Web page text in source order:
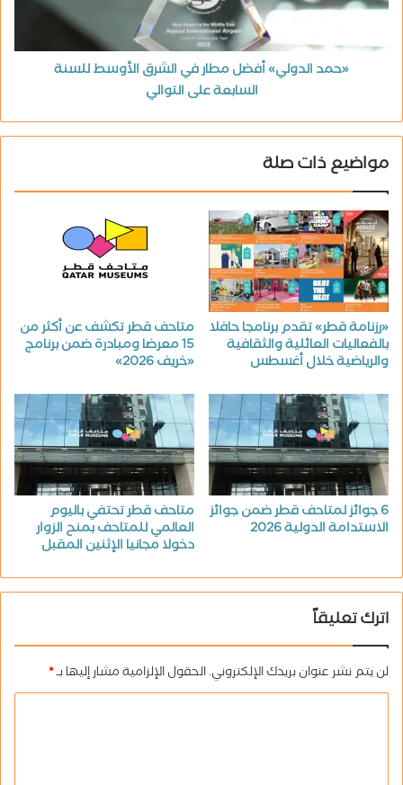
«حمد الدولي» أفضل مطار في الشرق الأوسط للسنة
السابعة على التوالي
مواضيع ذات صلة
«رزنامة قطر» تقدم برنامجا حافلا
بالفعاليات العائلية والثقافية
والرياضية خلال أغسطس
متاحف قطر تكشف عن أكثر من
15 معرضا ومبادرة ضمن برنامج
«خريف 2026»
6 جوائز لمتاحف قطر ضمن جوائز
الاستدامة الدولية 2026
متاحف قطر تحتفي باليوم
العالمي للمتاحف بمنح الزوار
دخولا مجانيا الإثنين المقبل
اترك تعليقاً
لن يتم نشر عنوان بريدك الإلكتروني.الحقول الإلزامية مشار إليها بـ*